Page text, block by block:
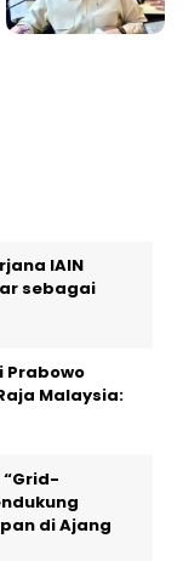
IAIN
sebagai
Prabowo
Malaysia:
di Ajang